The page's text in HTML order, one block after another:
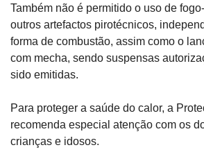
Também não é permitido o uso de
outros artefactos pirotécnicos,
forma de combustão, assim como o
com mecha, sendo suspensas
sido emitidas.
Para proteger a saúde do calor, a
recomenda especial atenção com os
crianças e idosos.